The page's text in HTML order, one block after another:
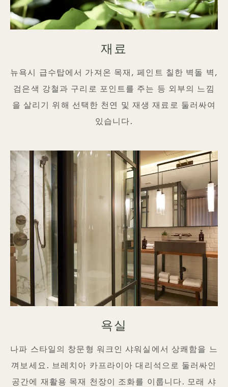
재료
뉴욕시 급수탑에서 가져온 목재, 페인트 칠한 벽돌 벽,
검은색 강철과 구리로 포인트를 주는 등 외부의 느낌
을 살리기 위해 선택한 천연 및 재생 재료로 둘러싸여
있습니다.
욕실
나파 스타일의 창문형 워크인 샤워실에서 상쾌함을 느
껴보세요. 브레치아 카프라이아 대리석으로 둘러싸인
공간에 재활용 목재 천장이 조화를 이룹니다. 모래 샤